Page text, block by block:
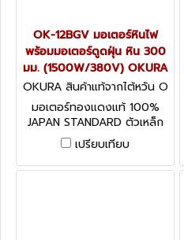
OK-12BGV มอเตอร์หินไฟ
พร้อมมอเตอร์ดูดฝุ่น หิน 300
มม. (1500W/380V) OKURA
OKURA สินค้าแท้จากไต้หวัน O
K-12BGV
มอเตอร์ทองแดงแท้ 100%
JAPAN STANDARD ตัวเหล็ก
หล่อ หลอดไฟ 220V ต่อสาย
เข้า LINE + NEUTRAL เพื่อใช้
งาน HEAVY DUTY BENCH
เปรียบเทียบ